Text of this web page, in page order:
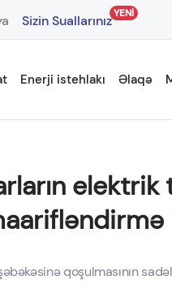
Sizin SuallarınızYENİ
Enerji istehlakı Əlaqə
qoşulmasının